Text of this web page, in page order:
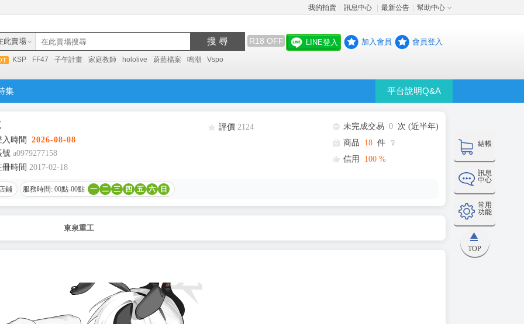
我的拍賣 訊息中心 最新公告 幫助中心
此賣場 搜 尋 R18 OFF
KSP FF47 子午計畫 家庭教師 hololive 蔚藍檔案 鳴潮 Vspo
LINE登入 加入會員 會員登入
集 平台說明Q&A
結帳
訊息
中心
常用
功能
TOP
時間
2026-08-08
號 a0979277158
時間 2017-02-18
評價 2124 未完成交易 0 次 (近半年)
商品
18 件 ❔
信用
100 %
鋪 服務時間: 00點-00點 一 二 三 四 五 六 日
東泉重工